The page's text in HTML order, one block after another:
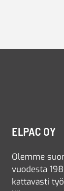
ELPAC OY
Olemme
vuodesta
kattavasti